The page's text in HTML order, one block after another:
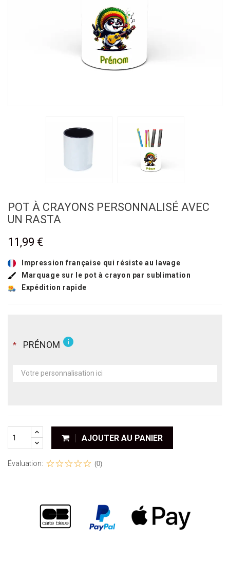
POT À CRAYONS PERSONNALISÉ AVEC
UN RASTA
11,99 €
Impression française qui résiste au lavage
Marquage sur le pot à crayon par sublimation
Expédition rapide
* PRÉNOM info
AJOUTER AU PANIER
Évaluation: (0)